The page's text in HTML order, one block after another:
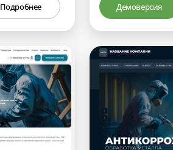
Подробнее Демоверсия